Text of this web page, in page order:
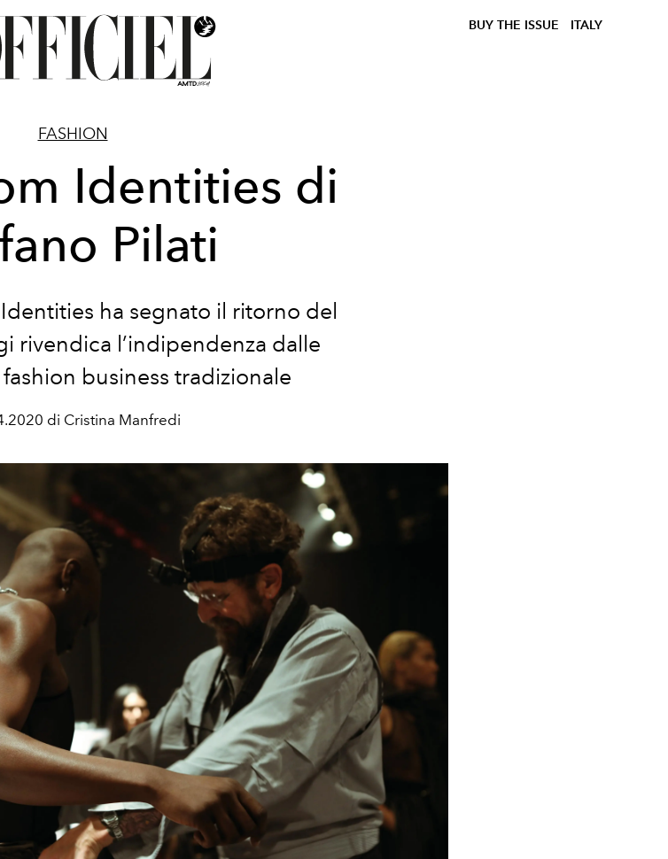
BUY THE ISSUE ITALY
FASHION
Identities di
Pilati
ha segnato il ritorno del
rivendica l’indipendenza dalle
business tradizionale
di Cristina Manfredi